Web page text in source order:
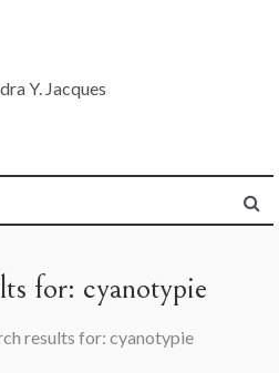
for: cyanotypie
results for: cyanotypie